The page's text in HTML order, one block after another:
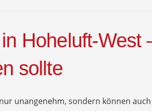
Hoheluft-West
sollte
unangenehm, sondern können